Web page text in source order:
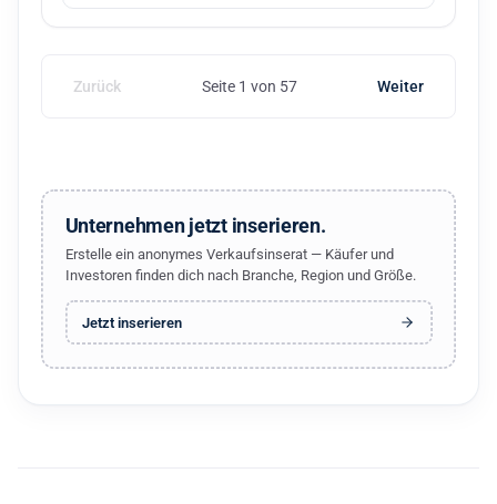
Zurück Seite 1 von 57 Weiter
Unternehmen jetzt inserieren.
Erstelle ein anonymes Verkaufsinserat — Käufer und
Investoren finden dich nach Branche, Region und Größe.
Jetzt inserieren